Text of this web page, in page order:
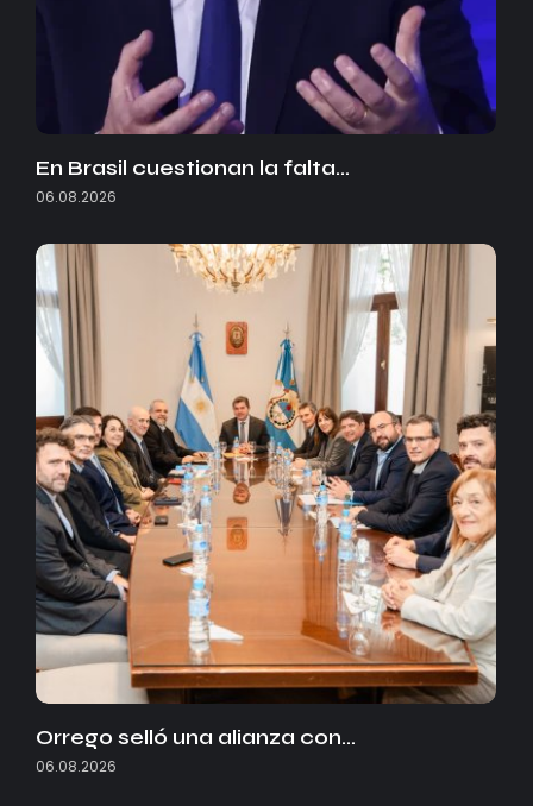
En Brasil cuestionan la falta…
06.08.2026
Orrego selló una alianza con…
06.08.2026